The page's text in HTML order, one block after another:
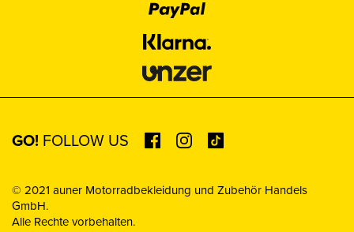
GO! FOLLOW US
© 2021 auner Motorradbekleidung und Zubehör Handels
GmbH.
Alle Rechte vorbehalten.